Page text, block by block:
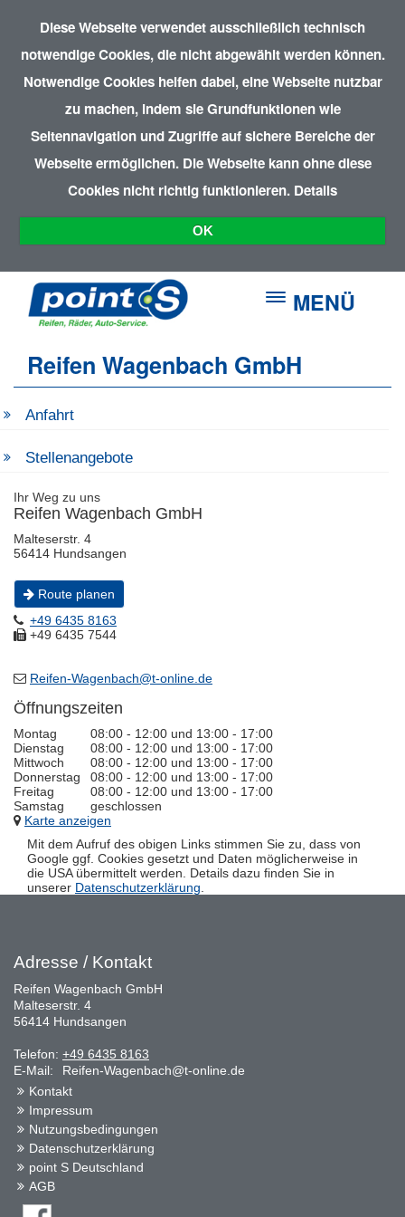
Diese Webseite verwendet ausschließlich technisch
notwendige Cookies, die nicht abgewählt werden können.
Notwendige Cookies helfen dabei, eine Webseite nutzbar
zu machen, indem sie Grundfunktionen wie
Seitennavigation und Zugriffe auf sichere Bereiche der
Webseite ermöglichen. Die Webseite kann ohne diese
Cookies nicht richtig funktionieren. Details
OK
MENÜ
Reifen Wagenbach GmbH
Anfahrt
Stellenangebote
Ihr Weg zu uns
Reifen Wagenbach GmbH
Malteserstr. 4
56414 Hundsangen
Route planen
+49 6435 8163
+49 6435 7544
Reifen-Wagenbach@t-online.de
Öffnungszeiten
Montag
08:00 - 12:00 und 13:00 - 17:00
Dienstag
08:00 - 12:00 und 13:00 - 17:00
Mittwoch
08:00 - 12:00 und 13:00 - 17:00
Donnerstag
08:00 - 12:00 und 13:00 - 17:00
Freitag
08:00 - 12:00 und 13:00 - 17:00
Samstag
geschlossen
Karte anzeigen
Mit dem Aufruf des obigen Links stimmen Sie zu, dass von
Google ggf. Cookies gesetzt und Daten möglicherweise in
die USA übermittelt werden. Details dazu finden Sie in
unserer Datenschutzerklärung
Adresse / Kontakt
Reifen Wagenbach GmbH
Malteserstr. 4
56414 Hundsangen
Telefon: +49 6435 8163
E-Mail:
Reifen-Wagenbach@t-online.de
Kontakt
Impressum
Nutzungsbedingungen
Datenschutzerklärung
point S Deutschland
AGB